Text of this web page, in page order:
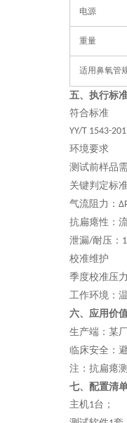
电源
重量
适用鼻氧管
五、 执行标
符合标准
YY/T 1543-
环境要求
测试前样品
关键判定标
气流阻力：
抗扁瘪性：
泄漏/耐压：
校准维护
季度校准压
工作环境：
六、应用价
生产端 ：某
临床安全 ：
注：抗扁瘪
七、配置清
主机1台；